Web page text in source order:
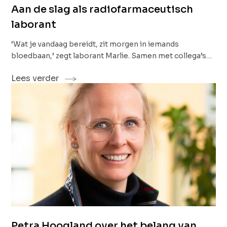
Aan de slag als radiofarmaceutisch
laborant
‘Wat je vandaag bereidt, zit morgen in iemands
bloedbaan,’ zegt laborant Marlie. Samen met collega’s
HealthCare, waar ze radioactieve producten voor de
gezondheidszorg produceren. Loop een dagje mee en je
ontdekt al snel: dit werk is spannend, uitdagend en geeft
veel voldoening. Welkom in één van de grootste
radiofarmaceutische laboratoria van Nederland.
Lees verder